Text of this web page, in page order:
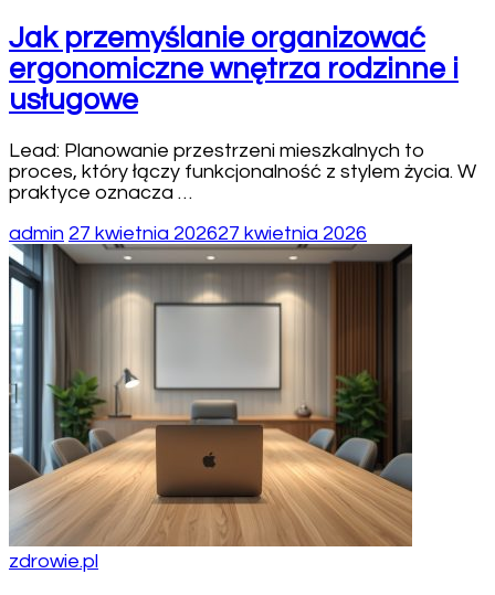
Jak przemyślanie organizować
ergonomiczne wnętrza rodzinne i
usługowe
Lead: Planowanie przestrzeni mieszkalnych to
proces, który łączy funkcjonalność z stylem życia. W
praktyce oznacza …
admin 27 kwietnia 202627 kwietnia 2026
zdrowie.pl